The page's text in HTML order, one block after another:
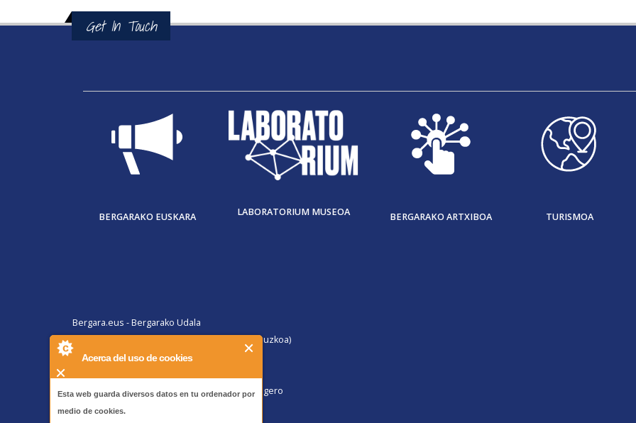
Acerca del uso de cookies
Esta web guarda diversos datos en tu ordenador por
medio de cookies.
Get In Touch
BERGARAKO EUSKARA LABORATORIUM MUSEOA BERGARAKO ARTXIBOA TURISMOA
Bergara.eus - Bergarako Udala
San Martin Agirre plaza, 1. 20570 Bergara (Gipuzkoa)
B@Z ARRETA ZERBITZUA:
943 77 91 00, Bergaraz kanpotik deituz gero
Faxa 943 77 91 63